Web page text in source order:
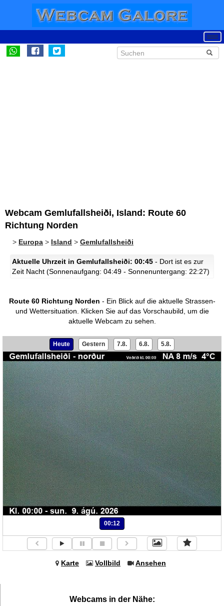
Webcam Gemlufallsheiði, Island: Route 60
Richtung Norden
> Europa > Island > Gemlufallsheiði
Aktuelle Uhrzeit in Gemlufallsheiði: 00:45 - Dort ist es zur
Zeit Nacht (Sonnenaufgang: 04:49 - Sonnenuntergang: 22:27)
Route 60 Richtung Norden - Ein Blick auf die aktuelle Strassen-
und Wettersituation.
Klicken Sie auf das Vorschaubild, um die
aktuelle Webcam zu sehen.
Heute Gestern 7.8. 6.8. 5.8.
00:12
Karte Vollbild Ansehen
Webcams in der Nähe: